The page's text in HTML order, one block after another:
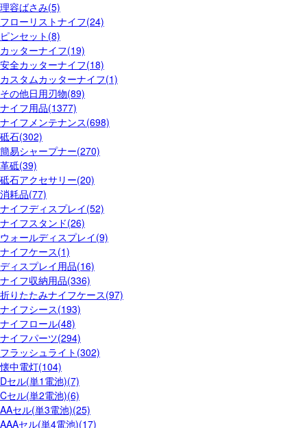
理容ばさみ(5)
フローリストナイフ(24)
ピンセット(8)
カッターナイフ(19)
安全カッターナイフ(18)
カスタムカッターナイフ(1)
その他日用刃物(89)
ナイフ用品(1377)
ナイフメンテナンス(698)
砥石(302)
簡易シャープナー(270)
革砥(39)
砥石アクセサリー(20)
消耗品(77)
ナイフディスプレイ(52)
ナイフスタンド(26)
ウォールディスプレイ(9)
ナイフケース(1)
ディスプレイ用品(16)
ナイフ収納用品(336)
折りたたみナイフケース(97)
ナイフシース(193)
ナイフロール(48)
ナイフパーツ(294)
フラッシュライト(302)
懐中電灯(104)
Dセル(単1電池)(7)
Cセル(単2電池)(6)
AAセル(単3電池)(25)
AAAセル(単4電池)(17)